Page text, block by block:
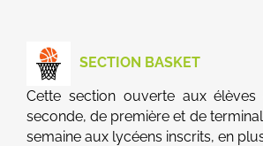
SECTION BASKET
Cette section ouverte aux
seconde, de première et de
semaine aux lycéens inscrits, en